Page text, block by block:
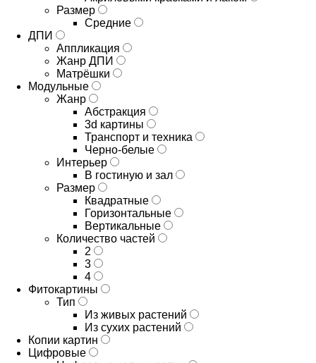
Размер
Средние
ДПИ
Аппликация
Жанр ДПИ
Матрёшки
Модульные
Жанр
Абстракция
3d картины
Транспорт и техника
Черно-белые
Интерьер
В гостиную и зал
Размер
Квадратные
Горизонтальные
Вертикальные
Количество частей
2
3
4
Фитокартины
Тип
Из живых растений
Из сухих растений
Копии картин
Цифровые